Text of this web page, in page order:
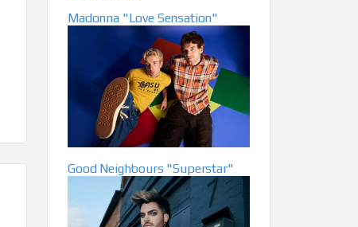
Madonna "Love Sensation"
Good Neighbours "Superstar"